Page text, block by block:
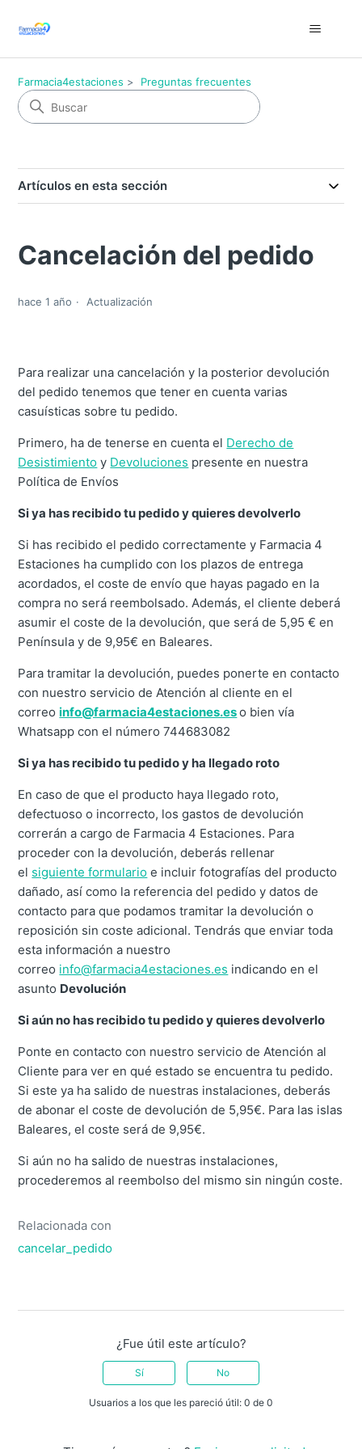
Farmacia4estaciones Preguntas frecuentes
Artículos en esta sección
Cancelación del pedido
hace 1 año Actualización
Para realizar una cancelación y la posterior devolución
del pedido tenemos que tener en cuenta varias
casuísticas sobre tu pedido.
Primero, ha de tenerse en cuenta el Derecho de
Desistimiento y Devoluciones presente en nuestra
Política de Envíos
Si ya has recibido tu pedido y quieres devolverlo
Si has recibido el pedido correctamente y Farmacia 4
Estaciones ha cumplido con los plazos de entrega
acordados, el coste de envío que hayas pagado en la
compra no será reembolsado. Además, el cliente deberá
asumir el coste de la devolución, que será de 5,95 € en
Península y de 9,95€ en Baleares.
Para tramitar la devolución, puedes ponerte en contacto
con nuestro servicio de Atención al cliente en el
correoinfo@farmacia4estaciones.eso bien vía
Whatsapp con el número 744683082
Si ya has recibido tu pedido y ha llegado roto
En caso de que el producto haya llegado roto,
defectuoso o incorrecto, los gastos de devolución
correrán a cargo de Farmacia 4 Estaciones. Para
proceder con la devolución, deberás rellenar
el siguiente formulario e incluir fotografías del producto
dañado, así como la referencia del pedido y datos de
contacto para que podamos tramitar la devolución o
reposición sin coste adicional. Tendrás que enviar toda
esta información a nuestro
correo info@farmacia4estaciones.es indicando en el
asunto Devolución
Si aún no has recibido tu pedido y quieres devolverlo
Ponte en contacto con nuestro servicio de Atención al
Cliente para ver en qué estado se encuentra tu pedido.
Si este ya ha salido de nuestras instalaciones, deberás
de abonar el coste de devolución de 5,95€. Para las islas
Baleares, el coste será de 9,95€.
Si aún no ha salido de nuestras instalaciones,
procederemos al reembolso del mismo sin ningún coste.
Relacionada con
cancelar_pedido
¿Fue útil este artículo?
Sí No
Usuarios a los que les pareció útil: 0 de 0